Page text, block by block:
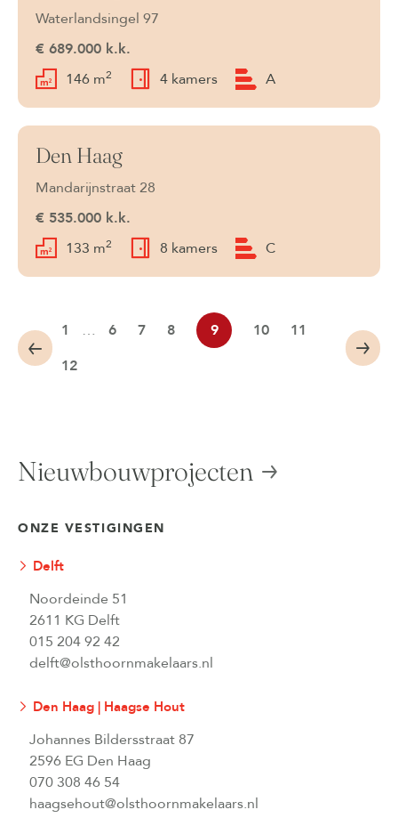
Waterlandsingel 97
€ 689.000 k.k.
146 m2 4 kamers A
Verkocht
Den Haag
Mandarijnstraat 28
€ 535.000 k.k.
133 m2 8 kamers C
1 … 6 7 8 9 10
11
12
Nieuwbouwprojecten
ONZE VESTIGINGEN
Delft
Noordeinde 51
2611 KG Delft
015 204 92 42
delft@olsthoornmakelaars.nl
Den Haag | Haagse Hout
Johannes Bildersstraat 87
2596 EG Den Haag
070 308 46 54
haagsehout@olsthoornmakelaars.nl